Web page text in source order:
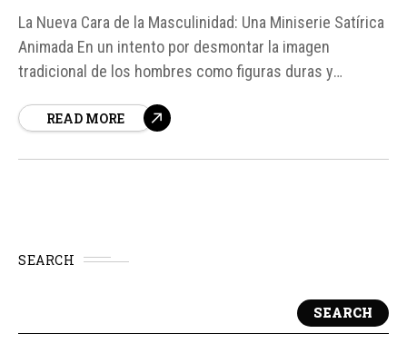
La Nueva Cara de la Masculinidad: Una Miniserie Satírica
Animada En un intento por desmontar la imagen
tradicional de los hombres como figuras duras y
animada Finally, a Show About Men. ha llegado a YouTube
READ MORE
SEARCH
SEARCH